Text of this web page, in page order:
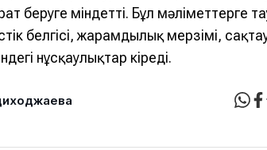
беруге міндетті. Бұл мәліметтерге
белгісі, жарамдылық мерзімі,
нұсқаулықтар кіреді.